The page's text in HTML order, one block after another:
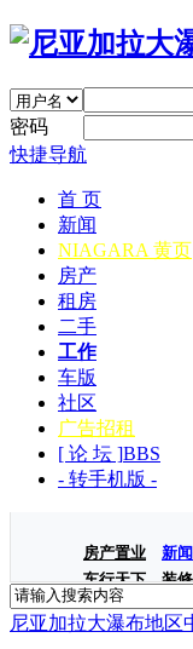
密码
快捷导航
首 页
新闻
NIAGARA 黄页
房产
租房
二手
工作
车版
社区
广告招租
[ 论 坛 ]BBS
- 转手机版 -
房产置业 新
车行天下
装
尼亚加拉大瀑布地区